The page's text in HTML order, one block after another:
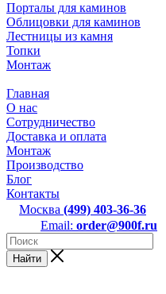
Порталы для каминов
Облицовки для каминов
Лестницы из камня
Топки
Монтаж
Главная
О нас
Сотрудничество
Доставка и оплата
Монтаж
Производство
Блог
Контакты
Москва (499) 403-36-36
Email: order@900f.ru
Найти